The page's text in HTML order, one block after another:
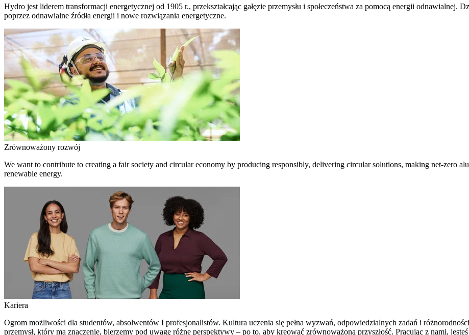
Hydro jest liderem transformacji energetycznej od 1905 r., przekształcając gałęzie przemysłu i społeczeństwa za pomocą energii odnawialnej.
poprzez odnawialne źródła energii i nowe rozwiązania energetyczne.
Zrównoważony rozwój
We want to contribute to creating a fair society and circular economy by producing responsibly, delivering circular solutions, making net-zero
renewable energy.
Kariera
Ogrom możliwości dla studentów, absolwentów I profesjonalistów. Kultura uczenia się pełna wyzwań, odpowiedzialnych zadań i
przemysł, który ma znaczenie, bierzemy pod uwagę różne perspektywy – po to, aby kreować zrównoważoną przyszłość. Pracując z nami,